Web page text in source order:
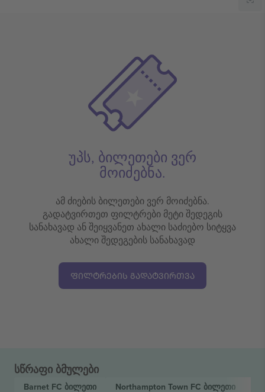
უპს, ბილეთები ვერ
მოიძებნა.
ამ ძიების ბილეთები ვერ მოიძებნა.
გადატვირთეთ ფილტრები მეტი შედეგის
სანახავად ან შეიყვანეთ ახალი საძიებო სიტყვა
ახალი შედეგების სანახავად
ᲤᲘᲚᲢᲠᲔᲑᲘᲡ ᲒᲐᲓᲐᲢᲕᲘᲠᲗᲕᲐ
სწრაფი ბმულები
Barnet FC ბილეთი Northampton Town FC ბილეთი